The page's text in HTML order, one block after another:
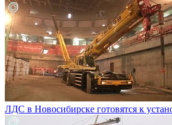
ЛДС в Новосибирске готовятся к